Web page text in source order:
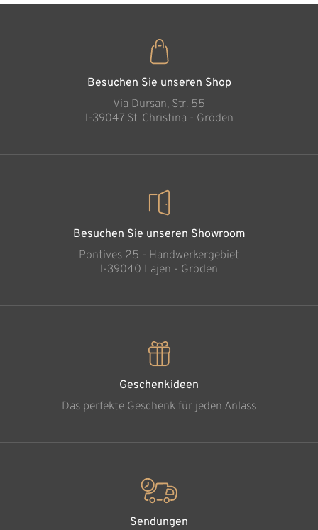
Besuchen Sie unseren Shop
Via Dursan, Str. 55
l-39047 St. Christina - Gröden
Besuchen Sie unseren Showroom
Pontives 25 - Handwerkergebiet
l-39040 Lajen - Gröden
Geschenkideen
Das perfekte Geschenk für jeden Anlass
Sendungen